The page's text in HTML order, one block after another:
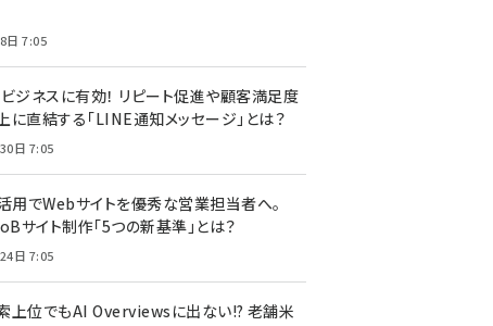
日 7:05
ジネスに有効！ リピート促進や顧客満足度
に直結する「LINE通知メッセージ」とは？
日 7:05
用でWebサイトを優秀な営業担当者へ。
サイト制作「5つの新基準」とは？
日 7:05
上位でもAI Overviewsに出ない!? 老舗米